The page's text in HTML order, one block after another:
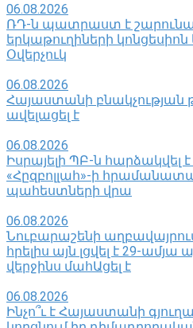
06.08.2026
ՌԴ-ն պատրաստ է
երկաթուղիների
Օվերչուկ
06.08.2026
Հայաստանի բնակչության
ավելացել է
06.08.2026
Իսրայելի ՊԲ-ն հարձակվել
«Հըզբոլլահ»-ի
պահեստների վրա
06.08.2026
Նուբարաշենի
հրելիս այն լցվել է 29-
վերջինս մահԱցել է
06.08.2026
Ինչո՞ւ է Հայաստանի